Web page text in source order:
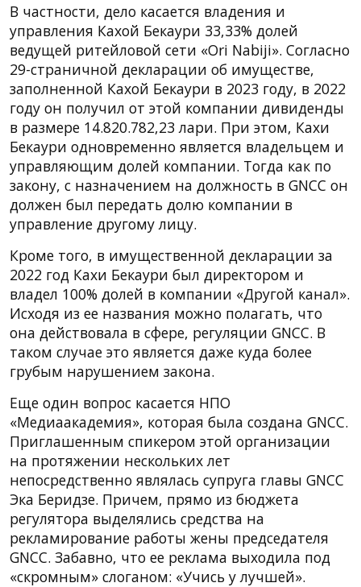
В частности, дело касается владения и
управления Кахой Бекаури 33,33% долей
ведущей ритейловой сети «Ori Nabiji». Согласно
29-страничной декларации об имуществе,
заполненной Кахой Бекаури в 2023 году, в 2022
году он получил от этой компании дивиденды
в размере 14.820.782,23 лари. При этом, Кахи
Бекаури одновременно является владельцем и
управляющим долей компании. Тогда как по
закону, с назначением на должность в GNCC он
должен был передать долю компании в
управление другому лицу.
Кроме того, в имущественной декларации за
2022 год Кахи Бекаури был директором и
владел 100% долей в компании «Другой канал».
Исходя из ее названия можно полагать, что
она действовала в сфере, регуляции GNCC. В
таком случае это является даже куда более
грубым нарушением закона.
Еще один вопрос касается НПО
«Медиаакадемия», которая была создана GNCC.
Приглашенным спикером этой организации
на протяжении нескольких лет
непосредственно являлась супруга главы GNCC
Эка Беридзе. Причем, прямо из бюджета
регулятора выделялись средства на
рекламирование работы жены председателя
GNCC. Забавно, что ее реклама выходила под
«скромным» слоганом: «Учись у лучшей».